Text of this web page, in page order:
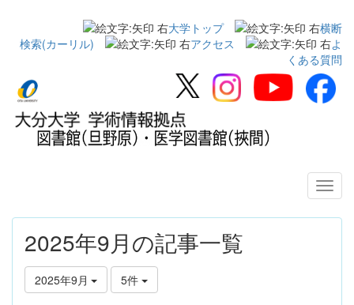
大学トップ
横断
検索(カーリル)
アクセス
よ
くある質問
2025年9月の記事一覧
2025年9月 5件